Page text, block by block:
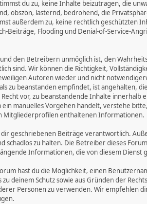
du zu, keine Inhalte beizutragen, die
obszön, lästernd, bedrohend, die
außerdem zu, keine rechtlich geschützten
Beiträge, Flooding und Denial-of-Service-
den Betreibern unmöglich ist, den
sind. Wir können die Richtigkeit,
Autoren wieder und nicht
zu beanstanden empfindet, ist angehalten,
vor, zu beanstandende Inhalte
ein manuelles Vorgehen handelt, verstehe
Mitgliederprofilen enthaltenen Informationen.
geschriebenen Beiträge verantwortlich.
schadlos zu halten. Die Betreiber dieses
Informationen, die von diesem
hast du die Möglichkeit, einen
deinem Schutz sowie aus Gründen der
Personen zu verwenden. Wir empfehlen